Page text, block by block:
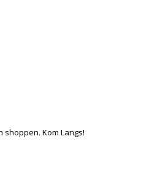
shoppen. Kom Langs!